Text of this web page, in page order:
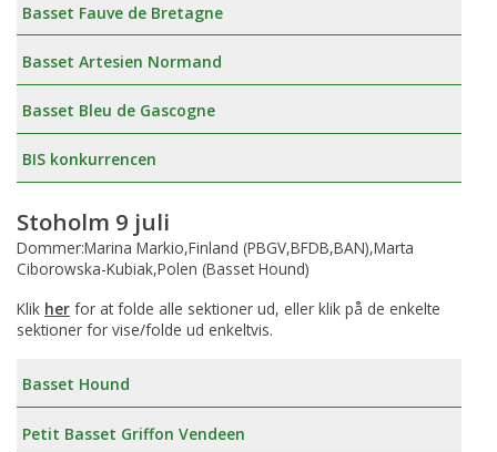
Basset Fauve de Bretagne
Basset Artesien Normand
Basset Bleu de Gascogne
BIS konkurrencen
Stoholm 9 juli
Dommer:Marina Markio,Finland (PBGV,BFDB,BAN),Marta
Ciborowska-Kubiak,Polen (Basset Hound)
Klik her for at folde alle sektioner ud, eller klik på de enkelte
sektioner for vise/folde ud enkeltvis.
Basset Hound
Petit Basset Griffon Vendeen